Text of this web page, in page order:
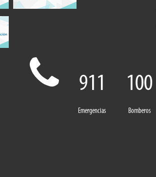
911
Emergencias
100
Bomberos